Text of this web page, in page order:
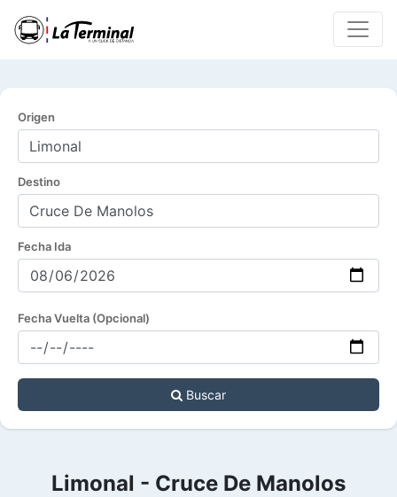
Origen
Destino
Fecha Ida
Fecha Vuelta (Opcional)
Buscar
Limonal - Cruce De Manolos